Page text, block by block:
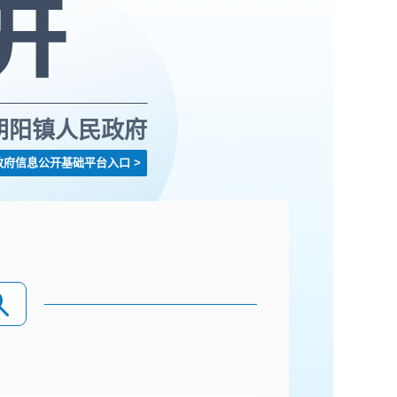
阳镇人民政府
府信息公开基础平台入口 >